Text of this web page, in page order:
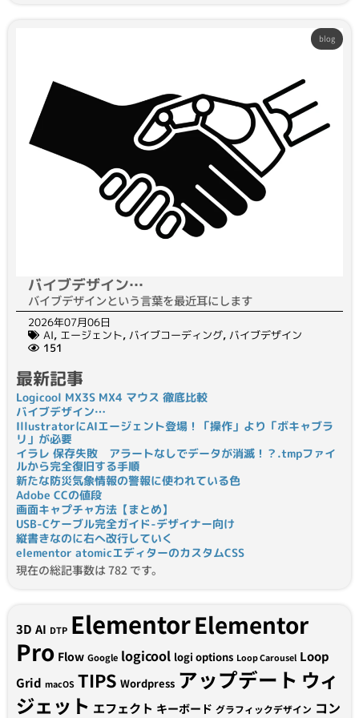
blog
バイブデザイン…
バイブデザインという言葉を最近耳にします
2026年07月06日
AI, エージェント, バイブコーディング, バイブデザイン
151
最新記事
Logicool MX3S MX4 マウス 徹底比較
バイブデザイン…
IllustratorにAIエージェント登場！「操作」より「ボキャブラ
リ」が必要
イラレ 保存失敗 アラートなしでデータが消滅！？.tmpファイ
ルから完全復旧する手順
新たな防災気象情報の警報に使われている色
Adobe CCの値段
画面キャプチャ方法【まとめ】
USB-Cケーブル完全ガイド-デザイナー向け
縦書きなのに右へ改行していく
elementor atomicエディターのカスタムCSS
現在の総記事数は 782 です。
3D AI DTP ElementorElementor
Pro Flow Google logicool logi options Loop Carousel Loop
Grid macOS TIPS Wordpress アップデート ウィ
ジェット エフェクト キーボード グラフィックデザイン コン